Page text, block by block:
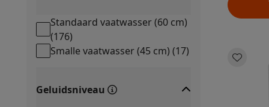
Info ecochequesAlle eco productenAlle eco promoties
Refurbished
Refurbished smartphones Refurbished tablets
Kleine keukentoestellen
Standaard vaatwasser (60 cm)
(176)
Smalle vaatwasser (45 cm) (17)
Geluidsniveau